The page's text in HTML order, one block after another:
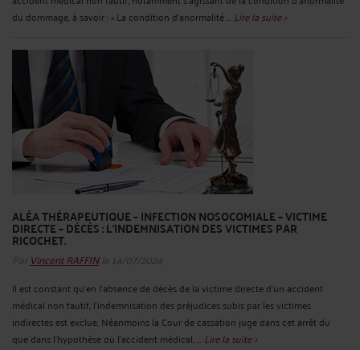
du dommage, à savoir : « La condition d'anormalité ... Lire la suite >
ALÉA THÉRAPEUTIQUE – INFECTION NOSOCOMIALE – VICTIME
DIRECTE – DÉCÈS : L’INDEMNISATION DES VICTIMES PAR
RICOCHET.
Par Vincent RAFFINle 14/07/2024
Il est constant qu’en l'absence de décès de la victime directe d’un accident
médical non fautif, l'indemnisation des préjudices subis par les victimes
indirectes est exclue. Néanmoins la Cour de cassation juge dans cet arrêt du
que dans l’hypothèse où l’accident médical, ... Lire la suite >